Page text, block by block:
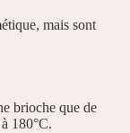
mais sont
brioche que de
180°C.